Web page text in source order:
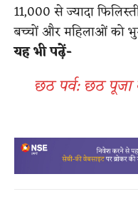
11,000 से ज्यादा
बच्चों और महिलाओं को
​यह भी पढ़ें-
छठ पर्व: छठ